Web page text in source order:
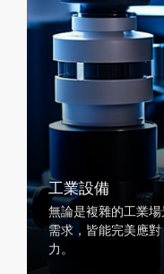
工業設備
無論是複雜的工業
需求，皆能完美應
力。